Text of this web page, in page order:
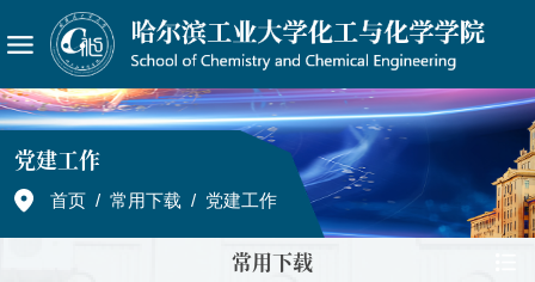
党建工作
首页 / 常用下载 / 党建工作
常用下载